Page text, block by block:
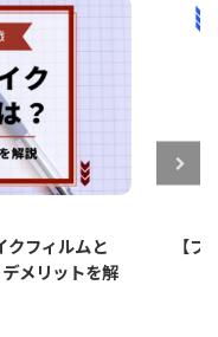
クフィルムと
メリットを解
【